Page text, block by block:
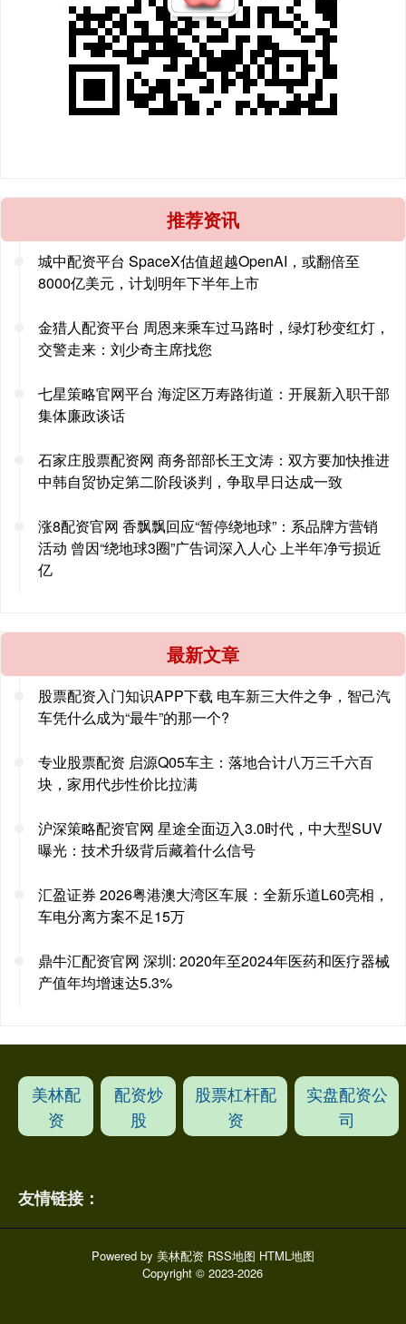
推荐资讯
城中配资平台 SpaceX估值超越OpenAI，或翻倍至
8000亿美元，计划明年下半年上市
金猎人配资平台 周恩来乘车过马路时，绿灯秒变红灯，
交警走来：刘少奇主席找您
七星策略官网平台 海淀区万寿路街道：开展新入职干部
集体廉政谈话
石家庄股票配资网 商务部部长王文涛：双方要加快推进
中韩自贸协定第二阶段谈判，争取早日达成一致
涨8配资官网 香飘飘回应“暂停绕地球”：系品牌方营销
活动 曾因“绕地球3圈”广告词深入人心 上半年净亏损近
亿
最新文章
股票配资入门知识APP下载 电车新三大件之争，智己汽
车凭什么成为“最牛”的那一个?
专业股票配资 启源Q05车主：落地合计八万三千六百
块，家用代步性价比拉满
沪深策略配资官网 星途全面迈入3.0时代，中大型SUV
曝光：技术升级背后藏着什么信号
汇盈证券 2026粤港澳大湾区车展：全新乐道L60亮相，
车电分离方案不足15万
鼎牛汇配资官网 深圳: 2020年至2024年医药和医疗器械
产值年均增速达5.3%
美林配
资
配资炒
股
股票杠杆配
资
实盘配资公
司
友情链接：
Powered by 美林配资 RSS地图 HTML地图
Copyright© 2023-2026